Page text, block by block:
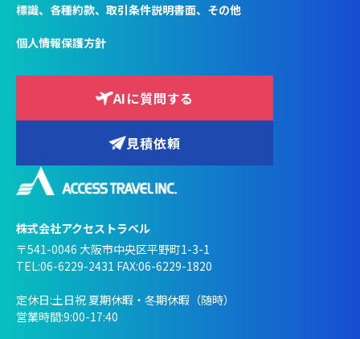
株式会社アクセストラベル
〒541-0046 大阪市中央区平野町1-3-1
TEL:06-6229-2431 FAX:06-6229-1820
定休日:土日祝 夏期休暇・冬期休暇（随時）
営業時間:9:00-17:40
標識、各種約款、取引条件説明書面、その他
個人情報保護方針
AIに質問する
見積依頼